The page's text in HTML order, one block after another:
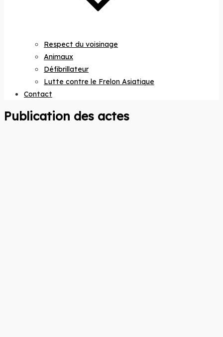
Respect du voisinage
Animaux
Défibrillateur
Lutte contre le Frelon Asiatique
Contact
Publication des actes